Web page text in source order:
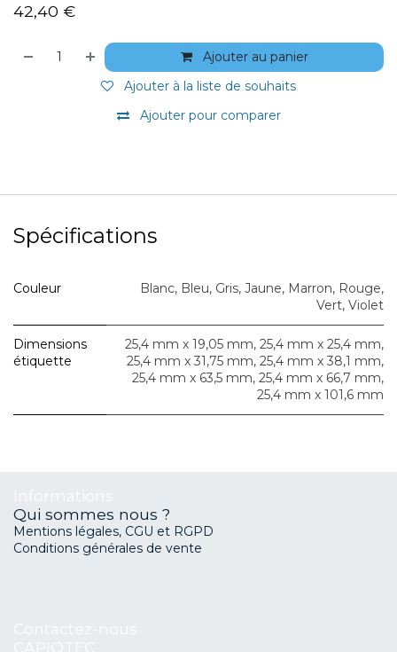
42,40 €
Ajouter au panier
Ajouter pour comparer
Ajouter à la liste de souhaits
Spécifications
Couleur Blanc, Bleu, Gris, Jaune, Marron, Rouge,
Vert, Violet
Dimensions
étiquette
25,4 mm x 19,05 mm, 25,4 mm x 25,4 mm,
25,4 mm x 31,75 mm, 25,4 mm x 38,1 mm,
25,4 mm x 63,5 mm, 25,4 mm x 66,7 mm,
25,4 mm x 101,6 mm
Qui sommes nous ?
Mentions légales, CGU et RGPD
Conditions générales de vente